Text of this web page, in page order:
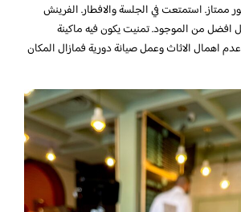
ممتاز. استمتعت في الجلسة والافطار. الفرينش
من الموجود. تمنيت يكون فيه ماكينة
اهمال الاثاث وعمل صيانة دورية فمازال المكان